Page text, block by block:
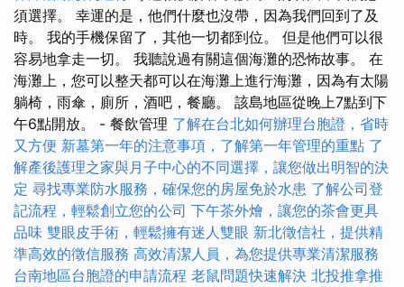
須選擇。 幸運的是，他們什麼也沒帶，因為我們回到了及
時。 我的手機保留了，其他一切都到位。 但是他們可以很
容易地拿走一切。 我聽說過有關這個海灘的恐怖故事。 在
海灘上，您可以整天都可以在海灘上進行海灘，因為有太陽
躺椅，雨傘，廁所，酒吧，餐廳。 該島地區從晚上7點到下
午6點開放。 - 餐飲管理 了解在台北如何辦理台胞證，省時
又方便 新墓第一年的注意事項，了解第一年管理的重點 了
解產後護理之家與月子中心的不同選擇，讓您做出明智的決
定 尋找專業防水服務，確保您的房屋免於水患 了解公司登
記流程，輕鬆創立您的公司 下午茶外燴，讓您的茶會更具
品味 雙眼皮手術，輕鬆擁有迷人雙眼 新北徵信社，提供精
準高效的徵信服務 高效清潔人員，為您提供專業清潔服務
台南地區台胞證的申請流程 老鼠問題快速解決 北投推拿推